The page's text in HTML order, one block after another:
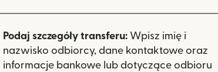
Podaj szczegóły transferu: Wpisz imię i
nazwisko odbiorcy, dane kontaktowe oraz
informacje bankowe lub dotyczące odbioru